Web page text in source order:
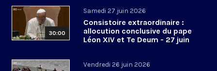
30:00
Samedi 27 juin 2026
Consistoire extraordinaire :
allocution conclusive du pape
Léon XIV et Te Deum - 27 juin
Vendredi 26 juin 2026